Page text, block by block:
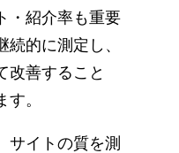
・紹介率も重要
的に測定し、
改善すること
。
サイトの質を測